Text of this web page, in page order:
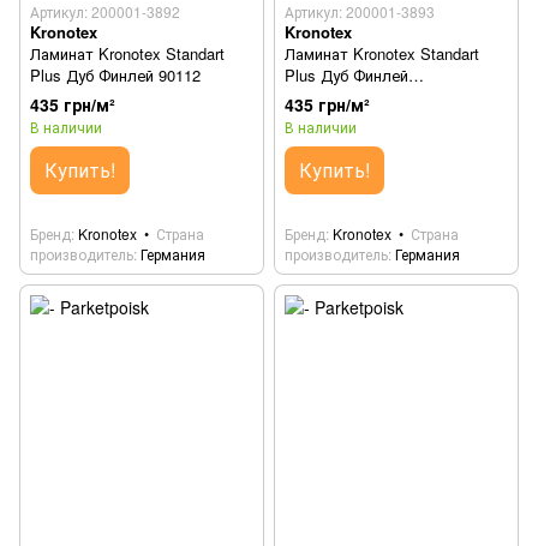
Артикул: 200001-3892
Kronotex
Ламинат Kronotex Standart
Plus Дуб Финлей 90112
435 грн/м²
В наличии
Купить!
Бренд Kronotex
Страна
производитель Германия
Артикул: 200001-3893
Kronotex
Ламинат Kronotex Standart
Plus Дуб Финлей
натуральный 90122
435 грн/м²
В наличии
Купить!
Бренд Kronotex
Страна
производитель Германия